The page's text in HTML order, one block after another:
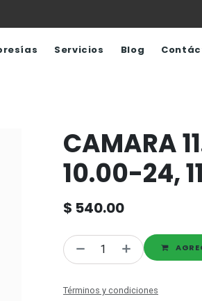
Servicios Blog
CAMARA
10.00-24,
$ 540.00
Términos y condiciones